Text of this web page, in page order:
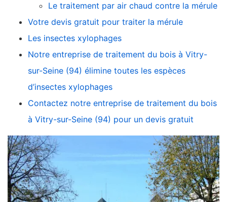
Le traitement par air chaud contre la mérule
Votre devis gratuit pour traiter la mérule
Les insectes xylophages
Notre entreprise de traitement du bois à Vitry-
sur-Seine (94) élimine toutes les espèces
d’insectes xylophages
Contactez notre entreprise de traitement du bois
à Vitry-sur-Seine (94) pour un devis gratuit